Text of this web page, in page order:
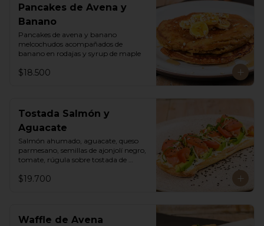
Pancakes de Avena y
Banano
Pancakes de avena y banano
melcochudos acompañados de
banano en rodajas y syrup de maple
$18.500
Tostada Salmón y
Aguacate
Salmón ahumado, aguacate, queso
parmesano, semillas de ajonjolí negro,
tomate, rúgula sobre tostada de
$19.700
Waffle de Avena